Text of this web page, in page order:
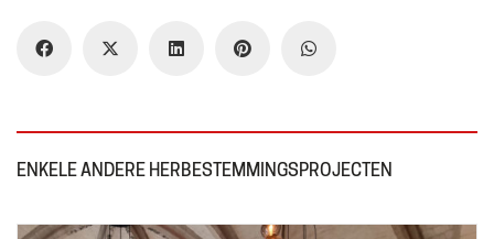
ENKELE ANDERE HERBESTEMMINGSPROJECTEN